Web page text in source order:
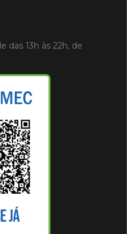
das 13h às 22h, de